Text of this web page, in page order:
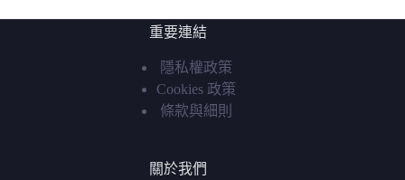
重要連結
隱私權政策
Cookies 政策
條款與細則
關於我們